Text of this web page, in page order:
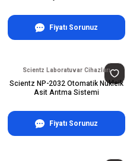
Fiyatı Sorunuz
Scientz Laboratuvar Cihazları
Scientz NP-2032 Otomatik Nükleik
Asit Arıtma Sistemi
Fiyatı Sorunuz